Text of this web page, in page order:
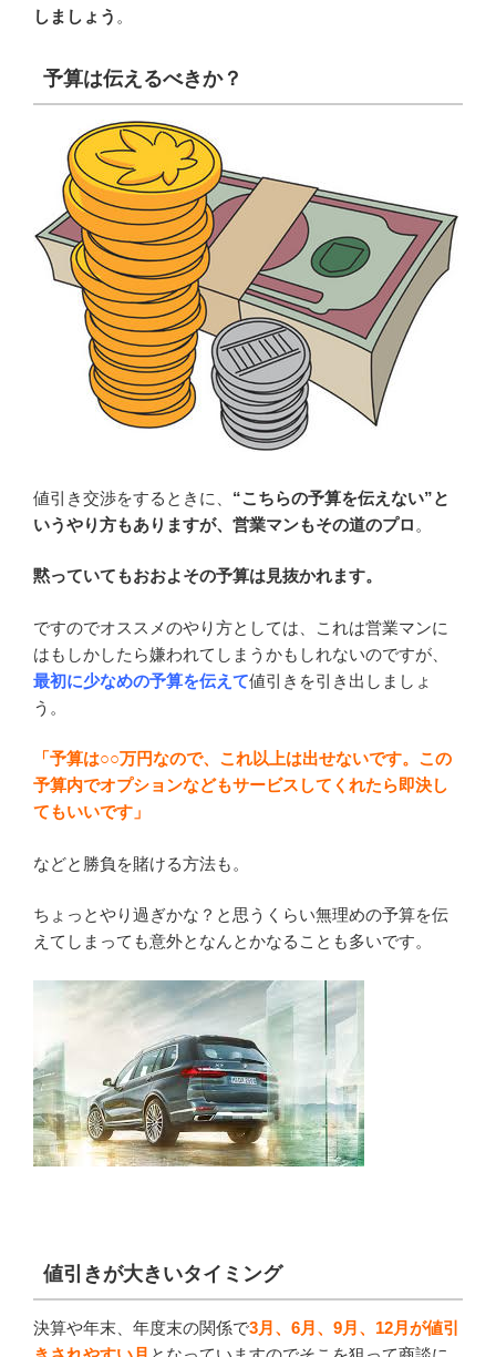
しましょう 。
予算は伝えるべきか？
値引き交渉をするときに、 “こちらの予算を伝えない”と
いうやり方もありますが、営業マンもその道のプロ 。
黙っていてもおおよその予算は見抜かれます。
ですのでオススメのやり方としては、これは営業マンに
はもしかしたら嫌われてしまうかもしれないのですが、
最初に少なめの予算を伝えて値引きを引き出しましょ
う。
「予算は○○万円なので、これ以上は出せないです。この
予算内でオプションなどもサービスしてくれたら即決し
てもいいです」
などと勝負を賭ける方法も。
ちょっとやり過ぎかな？と思うくらい無理めの予算を伝
えてしまっても意外となんとかなることも多いです。
値引きが大きいタイミング
決算や年末、年度末の関係で3月、6月、9月、12月が値引